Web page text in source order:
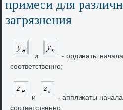
примеси для
загрязнения
и
- ординаты
соответственно;
и
- апплиκаты
соответственно.